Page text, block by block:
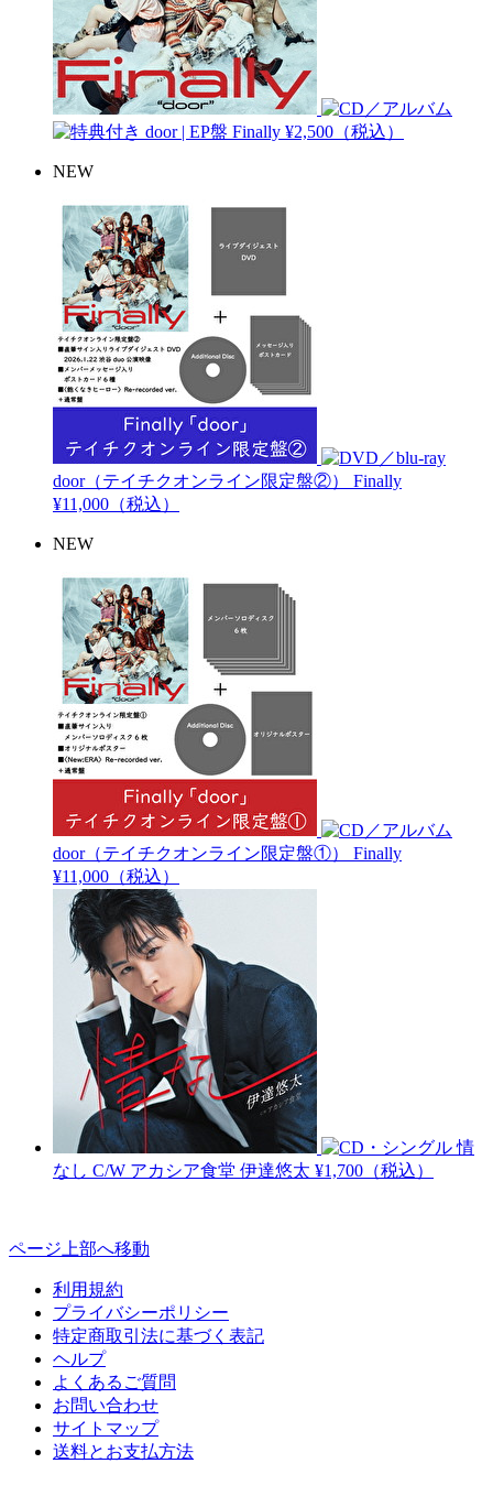
door | EP盤 Finally ¥2,500（税込）
NEW
door（テイチクオンライン限定盤②） Finally
¥11,000（税込）
NEW
door（テイチクオンライン限定盤①） Finally
¥11,000（税込）
情
なし C/W アカシア食堂 伊達悠太 ¥1,700（税込）
ページ上部へ移動
利用規約
プライバシーポリシー
特定商取引法に基づく表記
ヘルプ
よくあるご質問
お問い合わせ
サイトマップ
送料とお支払方法